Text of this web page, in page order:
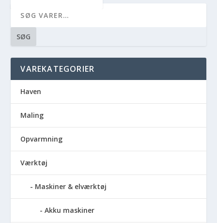
SØG
VAREKATEGORIER
Haven
Maling
Opvarmning
Værktøj
Maskiner & elværktøj
Akku maskiner